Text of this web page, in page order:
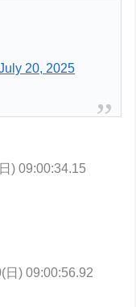
20, 2025
) 09:00:34.15
日) 09:00:56.92